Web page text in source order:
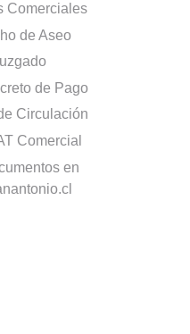
Comerciales
de Aseo
de Pago
Circulación
Comercial
en